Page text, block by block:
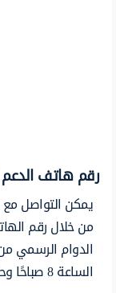
رقم هاتف
يمكن التواصل
من خلال رقم
الدوام الرسمي
الساعة 8 صباحًا وحتى الساعة الخامسة مساءً.